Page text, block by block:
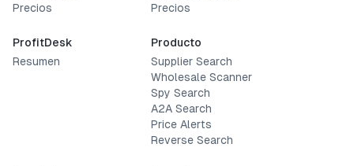
Precios
Precios
ProfitDesk
Resumen
Producto
Supplier Search
Wholesale Scanner
Spy Search
A2A Search
Price Alerts
Reverse Search